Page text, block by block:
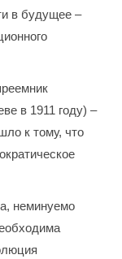
в будущее –
в 1911 году) –
к тому, что
неминуемо